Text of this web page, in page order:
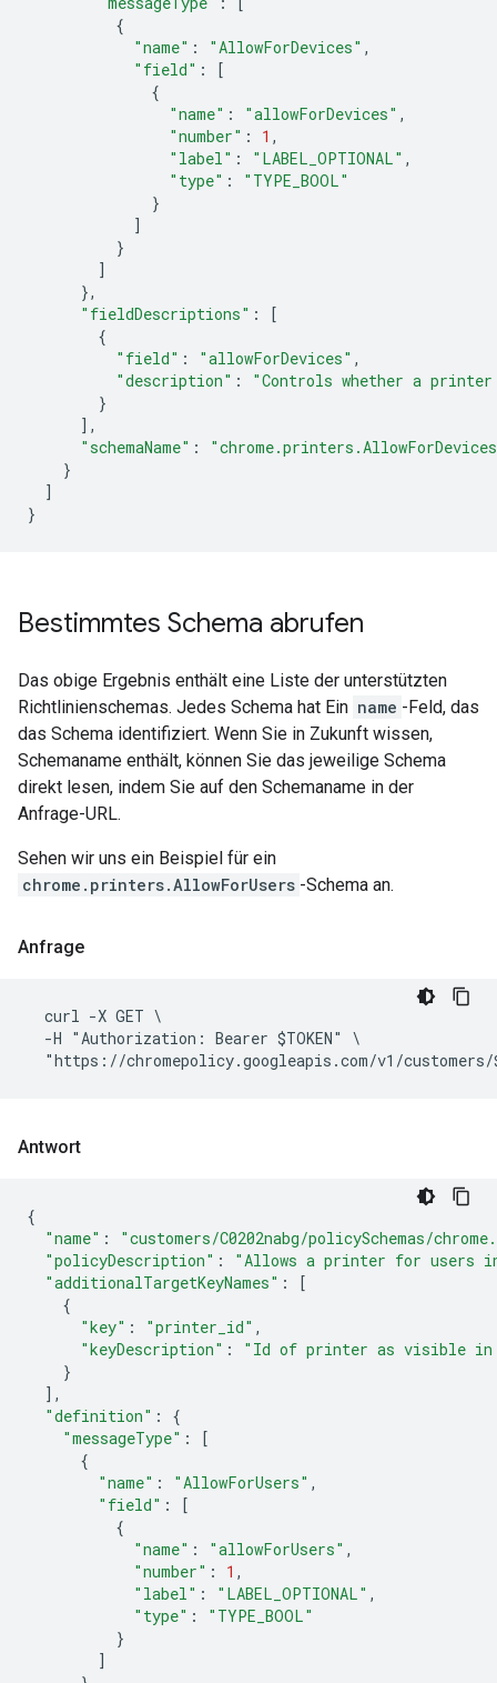
{
"name" : "AllowForDevices" ,
"field" :
[
{
"name" : "allowForDevices" ,
"number" : 1 ,
"label" : "LABEL_OPTIONAL" ,
"type" :
"TYPE_BOOL"
}
]
}
]
},
"fieldDescriptions" :
[
{
"field" : "allowForDevices" ,
"description" :
"Controls whether a
}
],
"schemaName" :
}
]
}
Bestimmtes Schema abrufen
Das obige Ergebnis enthält eine Liste der unterstützten
Richtlinienschemas. Jedes Schema hat Ein name -Feld, das
das Schema identifiziert. Wenn Sie in Zukunft wissen,
Schemaname enthält, können Sie das jeweilige Schema
direkt lesen, indem Sie auf den Schemaname in der
Anfrage-URL.
Sehen wir uns ein Beispiel für ein
chrome.printers.AllowForUsers -Schema an.
Anfrage
  curl -X GET \
  -H "Authorization: Bearer $TOKEN" \
Antwort
{
"name" :
"customers/C0202nabg/policySchemas/
"policyDescription" :
"Allows a printer for users
"additionalTargetKeyNames" :
[
{
"key" : "printer_id" ,
"keyDescription" :
"Id of printer as visible in
}
],
"definition" :
{
"messageType" :
[
{
"name" : "AllowForUsers" ,
"field" :
[
{
"name" : "allowForUsers" ,
"number" : 1 ,
"label" : "LABEL_OPTIONAL" ,
"type" :
"TYPE_BOOL"
}
]